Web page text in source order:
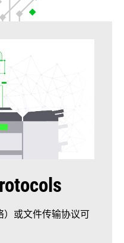
）或文件传输协议可